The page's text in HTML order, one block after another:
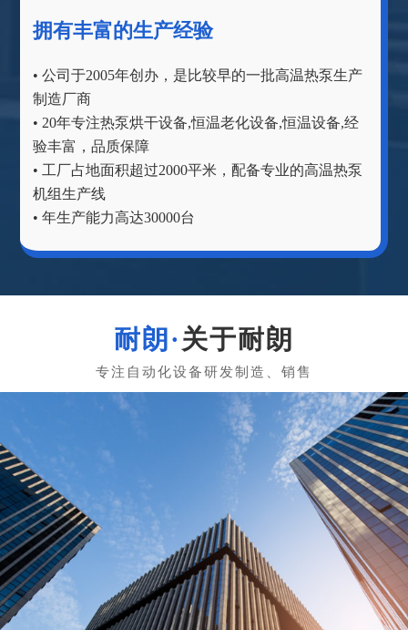
拥有丰富的生产经验
• 公司于2005年创办，是比较早的一批高温热泵生产
制造厂商
• 20年专注热泵烘干设备,恒温老化设备,恒温设备,经
验丰富，品质保障
• 工厂占地面积超过2000平米，配备专业的高温热泵
机组生产线
• 年生产能力高达30000台
关于耐朗